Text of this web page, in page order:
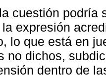
cuestión podría
expresión
lo que está en
no dichos,
dentro de